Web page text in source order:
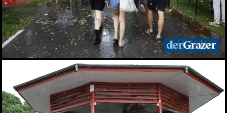
02.06.2026
Elefantenrunde zur Grazer
Gemeinderatswahl 2026
01.06.2026
Fit im Job 2026 - der
steirische
Gesundheitspreis
01.06.2026
Biergarten-Opening am
Schlossberg